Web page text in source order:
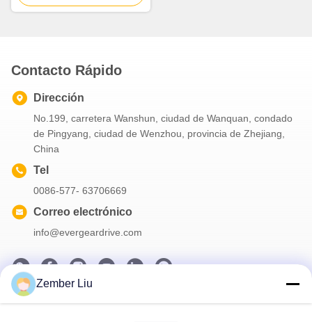
Contacto Rápido
Dirección
No.199, carretera Wanshun, ciudad de Wanquan, condado
de Pingyang, ciudad de Wenzhou, provincia de Zhejiang,
China
Tel
0086-577- 63706669
Correo electrónico
info@evergeardrive.com
Nuestro boletín
Zember Liu